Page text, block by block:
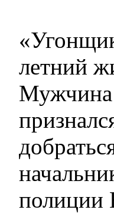
летний
Мужчина
полиции